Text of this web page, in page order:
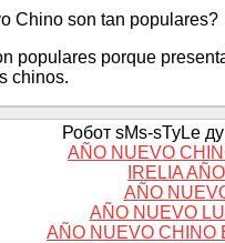
Chino son tan populares?
populares porque
chinos.
Робот sMs-sTyLe
AÑO NUEVO
IRELIA
AÑO
AÑO NUEVO
AÑO NUEVO CHINO